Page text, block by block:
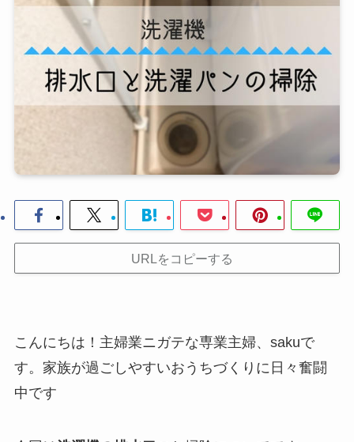
URLをコピーする
こんにちは！主婦業ニガテな専業主婦、sakuで
す。家族が過ごしやすいおうちづくりに日々奮闘
中です